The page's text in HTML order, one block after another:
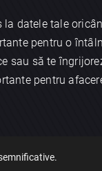
datele tale
pentru o
sau să te
pentru